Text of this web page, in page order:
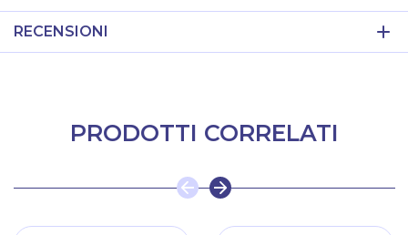
RECENSIONI
PRODOTTI CORRELATI